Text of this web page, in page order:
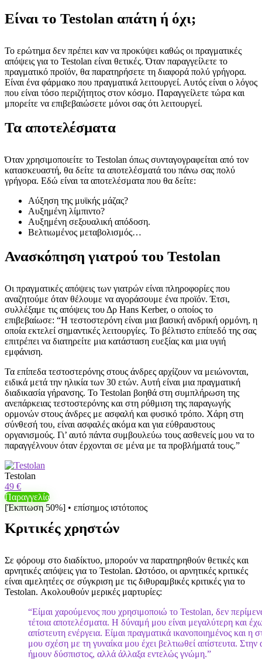
Είναι το Testolan απάτη ή όχι;
Το ερώτημα δεν πρέπει καν να προκύψει καθώς οι πραγματικές
απόψεις για το Testolan είναι θετικές. Όταν παραγγείλετε το
πραγματικό προϊόν, θα παρατηρήσετε τη διαφορά πολύ γρήγορα.
Είναι ένα φάρμακο που πραγματικά λειτουργεί. Αυτός είναι ο λόγος
που είναι τόσο περιζήτητος στον κόσμο. Παραγγείλετε τώρα και
μπορείτε να επιβεβαιώσετε μόνοι σας ότι λειτουργεί.
Τα αποτελέσματα
Όταν χρησιμοποιείτε το Testolan όπως συνταγογραφείται από τον
κατασκευαστή, θα δείτε τα αποτελέσματά του πάνω σας πολύ
γρήγορα. Εδώ είναι τα αποτελέσματα που θα δείτε:
Αύξηση της μυϊκής μάζας?
Αυξημένη λίμπιντο?
Αυξημένη σεξουαλική απόδοση.
Βελτιωμένος μεταβολισμός…
Ανασκόπηση γιατρού του Testolan
Οι πραγματικές απόψεις των γιατρών είναι πληροφορίες που
αναζητούμε όταν θέλουμε να αγοράσουμε ένα προϊόν. Έτσι,
συλλέξαμε τις απόψεις του Δρ Hans Kerber, ο οποίος το
επιβεβαίωσε: “Η τεστοστερόνη είναι μια βασική ανδρική ορμόνη, η
οποία εκτελεί σημαντικές λειτουργίες. Το βέλτιστο επίπεδό της σας
επιτρέπει να διατηρείτε μια κατάσταση ευεξίας και μια υγιή
εμφάνιση.
Τα επίπεδα τεστοστερόνης στους άνδρες αρχίζουν να μειώνονται,
ειδικά μετά την ηλικία των 30 ετών. Αυτή είναι μια πραγματική
διαδικασία γήρανσης. Το Testolan βοηθά στη συμπλήρωση της
ανεπάρκειας τεστοστερόνης και στη ρύθμιση της παραγωγής
ορμονών στους άνδρες με ασφαλή και φυσικό τρόπο. Χάρη στη
σύνθεσή του, είναι ασφαλές ακόμα και για εύθραυστους
οργανισμούς. Γι’ αυτό πάντα συμβουλεύω τους ασθενείς μου να το
παραγγέλνουν όταν έρχονται σε μένα με τα προβλήματά τους.”
Testolan
49 €
Παραγγελία
[Έκπτωση 50%] • επίσημος ιστότοπος
Κριτικές χρηστών
Σε φόρουμ στο διαδίκτυο, μπορούν να παρατηρηθούν θετικές και
αρνητικές απόψεις για το Testolan. Ωστόσο, οι αρνητικές κριτικές
είναι αμελητέες σε σύγκριση με τις διθυραμβικές κριτικές για το
Testolan. Ακολουθούν μερικές μαρτυρίες:
“Είμαι χαρούμενος που χρησιμοποιώ το Testolan, δεν
τέτοια αποτελέσματα. Η δύναμή μου είναι μεγαλύτερη και
απίστευτη ενέργεια. Είμαι πραγματικά ικανοποιημένος και η
μου σχέση με τη γυναίκα μου έχει βελτιωθεί απίστευτα. Στην
ήμουν δύσπιστος, αλλά άλλαξα εντελώς γνώμη.”